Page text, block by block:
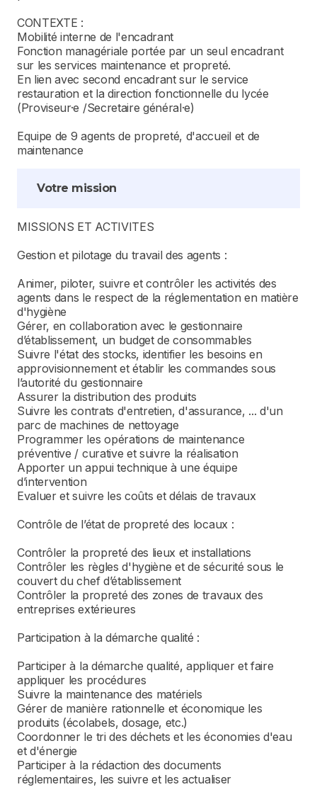
CONTEXTE :
Mobilité interne de l'encadrant
Fonction managériale portée par un seul encadrant
sur les services maintenance et propreté.
En lien avec second encadrant sur le service
restauration et la direction fonctionnelle du lycée
(Proviseur·e /Secretaire général·e)
Equipe de 9 agents de propreté, d'accueil et de
maintenance
Votre mission
MISSIONS ET ACTIVITES
Gestion et pilotage du travail des agents :
Animer, piloter, suivre et contrôler les activités des
agents dans le respect de la réglementation en matière
d'hygiène
Gérer, en collaboration avec le gestionnaire
d’établissement, un budget de consommables
Suivre l'état des stocks, identifier les besoins en
approvisionnement et établir les commandes sous
l’autorité du gestionnaire
Assurer la distribution des produits
Suivre les contrats d'entretien, d'assurance, ... d'un
parc de machines de nettoyage
Programmer les opérations de maintenance
préventive / curative et suivre la réalisation
Apporter un appui technique à une équipe
d’intervention
Evaluer et suivre les coûts et délais de travaux
Contrôle de l’état de propreté des locaux :
Contrôler la propreté des lieux et installations
Contrôler les règles d'hygiène et de sécurité sous le
couvert du chef d’établissement
Contrôler la propreté des zones de travaux des
entreprises extérieures
Participation à la démarche qualité :
Participer à la démarche qualité, appliquer et faire
appliquer les procédures
Suivre la maintenance des matériels
Gérer de manière rationnelle et économique les
produits (écolabels, dosage, etc.)
Coordonner le tri des déchets et les économies d'eau
et d'énergie
Participer à la rédaction des documents
réglementaires, les suivre et les actualiser